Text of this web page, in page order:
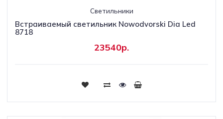
Светильники
Встраиваемый светильник Nowodvorski Dia Led
8718
23540р.